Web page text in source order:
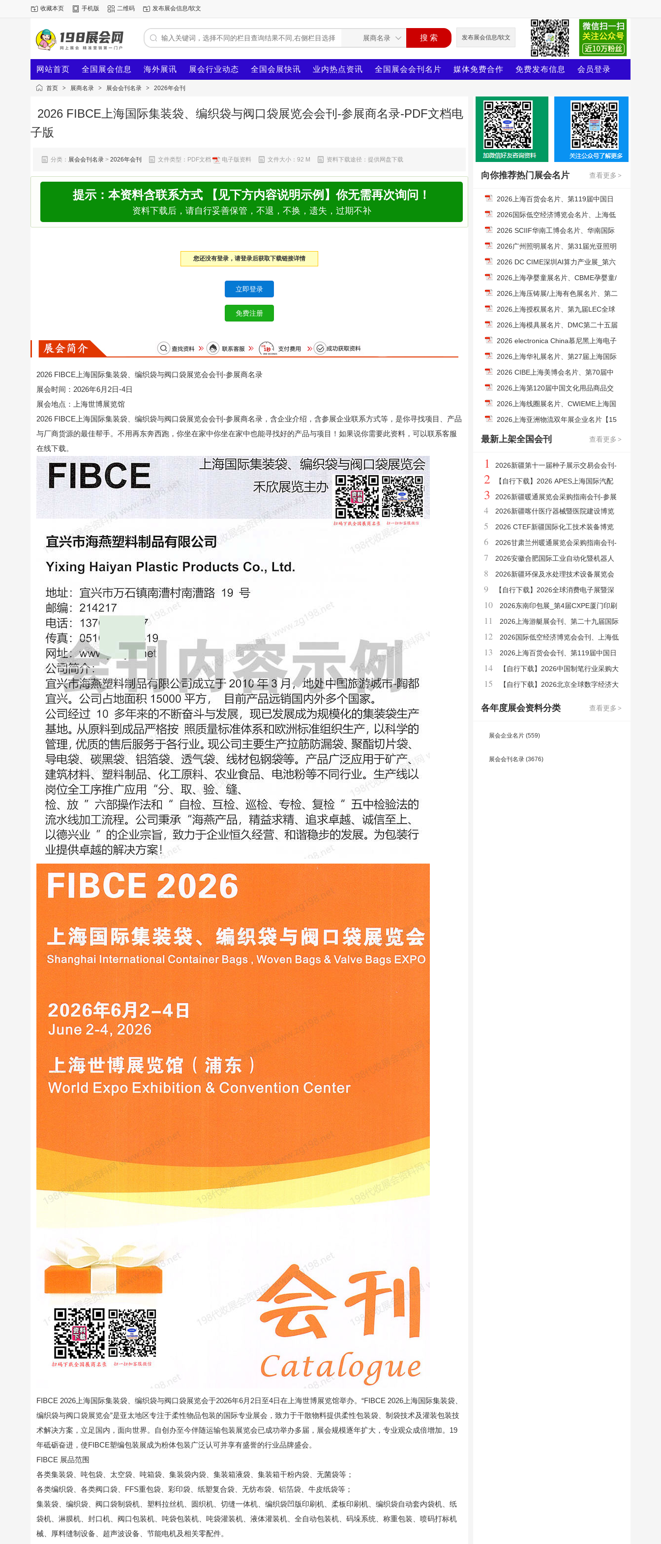
收藏本页 手机版 二维码 发布展会信息/软文
发布展会信息/软文
网站首页 全国展会信息 海外展讯 展会行业动态 全国会展快讯 业内热点资讯 全国展会会刊名片 媒体免费合作 免费发布信息 会员登录
首页 > 展商名录 > 展会会刊名录 > 2026年会刊
2026 FIBCE上海国际集装袋、编织袋与阀口袋展览会会刊-参展商名录-PDF文档电
子版
分类： 展会会刊名录 > 2026年会刊 文件类型：PDF文档 电子版资料 文件大小：92 M 资料下载途径：提供网盘下载
提示：本资料含联系方式 【见下方内容说明示例】你无需再次询问！
资料下载后，请自行妥善保管，不退，不换，遗失，过期不补
您还没有登录，请登录后获取下载链接详情
2026 FIBCE上海国际集装袋、编织袋与阀口袋展览会会刊-参展商名录
展会时间：2026年6月2日-4日
展会地点：上海世博展览馆
2026 FIBCE上海国际集装袋、编织袋与阀口袋展览会会刊-参展商名录，含企业介绍，含参展企业联系方式等，是你寻找项目、产品
与厂商货源的最佳帮手。不用再东奔西跑，你坐在家中你坐在家中也能寻找好的产品与项目！如果说你需要此资料，可以联系客服
在线下载。
FIBCE 2026上海国际集装袋、编织袋与阀口袋展览会于2026年6月2日至4日在上海世博展览馆举办。“FIBCE 2026上海国际集装袋、
编织袋与阀口袋展览会”是亚太地区专注于柔性物品包装的国际专业展会，致力于干散物料提供柔性包装袋、制袋技术及灌装包装技
术解决方案，立足国内，面向世界。自创办至今伴随运输包装展览会已成功举办多届，展会规模逐年扩大，专业观众成倍增加。19
年砥砺奋进，使FIBCE塑编包装展成为粉体包装广泛认可并享有盛誉的行业品牌盛会。
FIBCE 展品范围
各类集装袋、吨包袋、太空袋、吨箱袋、集装袋内袋、集装箱液袋、集装箱干粉内袋、无菌袋等；
各类编织袋、各类阀口袋、FFS重包袋、彩印袋、纸塑复合袋、无纺布袋、铝箔袋、牛皮纸袋等；
集装袋、编织袋、阀口袋制袋机、塑料拉丝机、圆织机、切缝一体机、编织袋凹版印刷机、柔板印刷机、编织袋自动套内袋机、纸
袋机、淋膜机、封口机、阀口包装机、吨袋包装机、吨袋灌装机、液体灌装机、全自动包装机、码垛系统、称重包装、喷码打标机
械、厚料缝制设备、超声波设备、节能电机及相关零配件。
向你推荐热门展会名片 查看更多 >
2026上海百货会名片、第119届中国日
用百货商品交易会企业名片【1811张】
2026国际低空经济博览会名片、上海低
空经济展企业名片【300张】
2026 SCIIF华南工博会名片、华南国际
工业博览会_深圳机器视觉及激光与智能
装备光子技术博览会企业名片【956张】
2026广州照明展名片、第31届光亚照明
展览会企业名片【2296张】
2026 DC CIME深圳AI算力产业展_第六
届深圳国际数据中心液冷技术展_第十六
届深圳国际导热散热材料及设备展企业
名片【746张】
2026上海孕婴童展名片、CBME孕婴童/
玩具教育/童装童车/食品展企业名片【13
21张】
2026上海压铸展/上海有色展名片、第二
十届上海国际压铸暨有色铸造展企业名
片【309张】
2026上海授权展名片、第九届LEC全球
授权展企业名片【134张】
2026上海模具展名片、DMC第二十五届
中国国际模具技术和设备展览会企业名
片【569张】
2026 electronica China慕尼黑上海电子
展企业名片【1540张】
2026上海华礼展名片、第27届上海国际
礼品文创产品及家居展/上海礼品展企业
名片【577张】
2026 CIBE上海美博会名片、第70届中
国国际美博会企业名片【255张】
2026上海第120届中国文化用品商品交
易会企业名片【419张】CSF文化会
2026上海线圈展名片、CWIEME上海国
际绕线机线圈磁性材料绝缘材料及电机
制造展览会企业名片【460张】
2026上海亚洲物流双年展企业名片【15
79张】
最新上架全国会刊 查看更多 >
1
2026新疆第十一届种子展示交易会会刊-
新疆种子展参展商名录
2
【自行下载】2026 APES上海国际汽配
展参展商名单
3
2026新疆暖通展览会采购指南会刊-参展
商名录
4
2026新疆喀什医疗器械暨医院建设博览
会_喀什药品及中医药大健康博览会采购指南
会刊-参展商名录
5
2026 CTEF新疆国际化工技术装备博览
会会刊-新疆化工展参展商名录
6
2026甘肃兰州暖通展览会采购指南会刊-
参展商名录
7
2026安徽合肥国际工业自动化暨机器人
展览会会刊-参展商名录
8
2026新疆环保及水处理技术设备展览会
采购指南会刊-参展商名录
9
【自行下载】2026全球消费电子展暨深
圳国际消费电子及家电展会刊
10
2026东南印包展_第4届CXPE厦门印刷
包装瓦楞彩盒产业博览会会刊-参展商名录
11
2026上海游艇展会刊、第二十九届国际
船艇及其技术设备展览会暨上海国际公务艇
展览会会刊参展商名录
12
2026国际低空经济博览会会刊、上海低
空经济展会刊参展商名录
13
2026上海百货会会刊、第119届中国日
用百货商品交易会会刊参展商名录
14
【自行下载】2026中国制笔行业采购大
全【含产品展示】
15
【自行下载】2026北京全球数字经济大
各年度展会资料分类 查看更多 >
展会企业名片 (559)
展会会刊名录 (3676)